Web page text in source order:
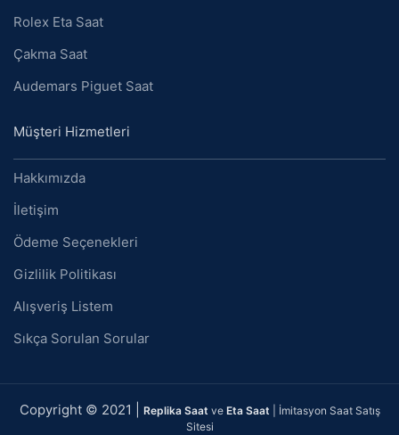
Rolex Eta Saat
Çakma Saat
Audemars Piguet Saat
Müşteri Hizmetleri
Hakkımızda
İletişim
Ödeme Seçenekleri
Gizlilik Politikası
Alışveriş Listem
Sıkça Sorulan Sorular
Copyright © 2021 | Replika Saat ve Eta Saat | İmitasyon Saat Satış
Sitesi